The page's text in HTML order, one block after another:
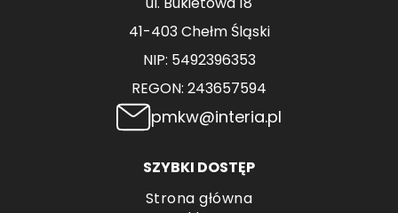
41-403 Chełm Śląski
NIP: 5492396353
REGON: 243657594
pmkw@interia.pl
SZYBKI DOSTĘP
Strona główna